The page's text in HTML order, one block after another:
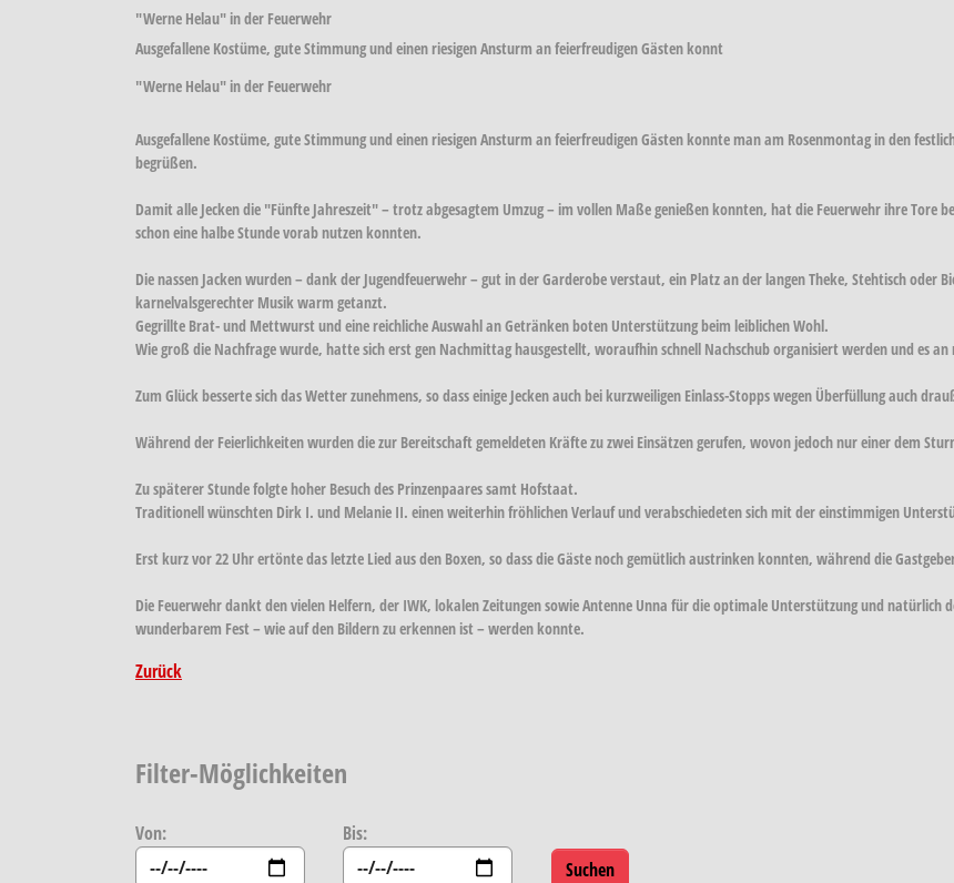
"Werne Helau" in der Feuerwehr
Ausgefallene Kostüme, gute Stimmung und einen riesigen Ansturm an feierfreudigen Gästen konnt
"Werne Helau" in der Feuerwehr
Ausgefallene Kostüme, gute Stimmung und einen riesigen Ansturm an feierfreudigen Gästen konnte man am Rosenmontag in den
begrüßen.
Damit alle Jecken die "Fünfte Jahreszeit" – trotz abgesagtem Umzug – im vollen Maße genießen konnten, hat die Feuerwehr ihre Tore
schon eine halbe Stunde vorab nutzen konnten.
Die nassen Jacken wurden – dank der Jugendfeuerwehr – gut in der Garderobe verstaut, ein Platz an der langen Theke, Stehtisch oder
karnelvalsgerechter Musik warm getanzt.
Gegrillte Brat- und Mettwurst und eine reichliche Auswahl an Getränken boten Unterstützung beim leiblichen Wohl.
Wie groß die Nachfrage wurde, hatte sich erst gen Nachmittag hausgestellt, woraufhin schnell Nachschub organisiert werden und es
Zum Glück besserte sich das Wetter zunehmens, so dass einige Jecken auch bei kurzweiligen Einlass-Stopps wegen Überfüllung auch
Während der Feierlichkeiten wurden die zur Bereitschaft gemeldeten Kräfte zu zwei Einsätzen gerufen, wovon jedoch nur einer dem
Zu späterer Stunde folgte hoher Besuch des Prinzenpaares samt Hofstaat.
Traditionell wünschten Dirk I. und Melanie II. einen weiterhin fröhlichen Verlauf und verabschiedeten sich mit der einstimmigen
Erst kurz vor 22 Uhr ertönte das letzte Lied aus den Boxen, so dass die Gäste noch gemütlich austrinken konnten, während die
Die Feuerwehr dankt den vielen Helfern, der IWK, lokalen Zeitungen sowie Antenne Unna für die optimale Unterstützung und natürlich
wunderbarem Fest – wie auf den Bildern zu erkennen ist – werden konnte.
Zurück
Filter-Möglichkeiten
Von: Bis: